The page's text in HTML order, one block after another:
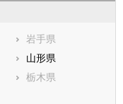
岩手県
山形県
栃木県